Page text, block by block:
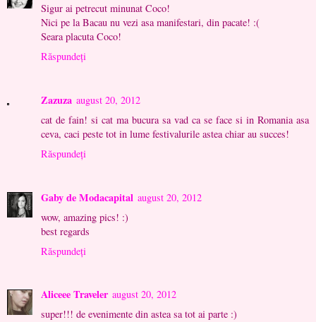
Sigur ai petrecut minunat Coco!
Nici pe la Bacau nu vezi asa manifestari, din pacate! :(
Seara placuta Coco!
Răspundeți
Zazuza august 20, 2012
cat de fain! si cat ma bucura sa vad ca se face si in Romania asa
ceva, caci peste tot in lume festivalurile astea chiar au succes!
Răspundeți
Gaby de Modacapital august 20, 2012
wow, amazing pics! :)
best regards
Răspundeți
Aliceee Traveler august 20, 2012
super!!! de evenimente din astea sa tot ai parte :)